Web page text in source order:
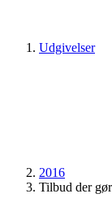
Udgivelser
2016
Tilbud der